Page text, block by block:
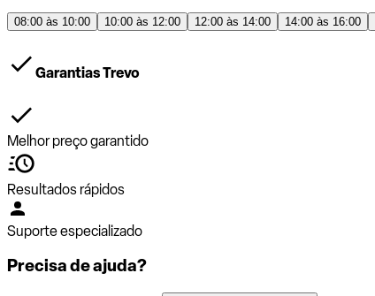
08:00 às 10:00 10:00 às 12:00 12:00 às 14:00 14:00 às 16:00
Garantias Trevo
Melhor preço garantido
Resultados rápidos
Suporte especializado
Precisa de ajuda?